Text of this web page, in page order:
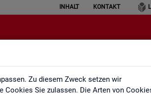
Zu diesem Zweck setzen wir
Cookies Sie zulassen. Die Arten von
INHALT KONTAKT